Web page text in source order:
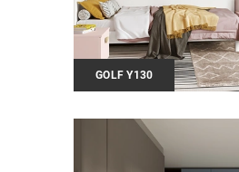
GOLF Y130